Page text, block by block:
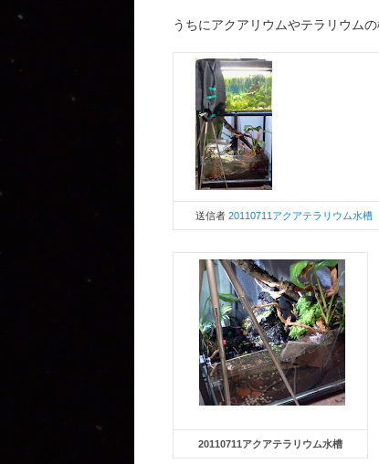
うちにアクアリウムやテラリウム
送信者 20110711アクアテラリウム水槽
20110711アクアテラリウム水槽